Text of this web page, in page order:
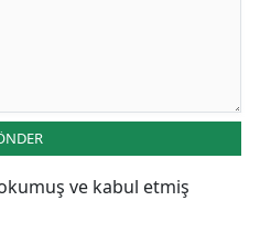
ve kabul etmiş